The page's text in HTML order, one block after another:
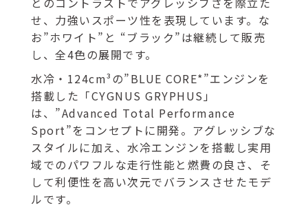
せ、力強いスポーツ性を表現しています。な
お”ホワイト”と “ブラック”は継続して販売
し、全4色の展開です。
水冷・124cm³の”BLUE CORE*”エンジンを
搭載した「CYGNUS GRYPHUS」
は、”Advanced Total Performance
Sport”をコンセプトに開発。アグレッシブな
スタイルに加え、水冷エンジンを搭載し実用
域でのパワフルな走行性能と燃費の良さ、そ
して利便性を高い次元でバランスさせたモデ
ルです。